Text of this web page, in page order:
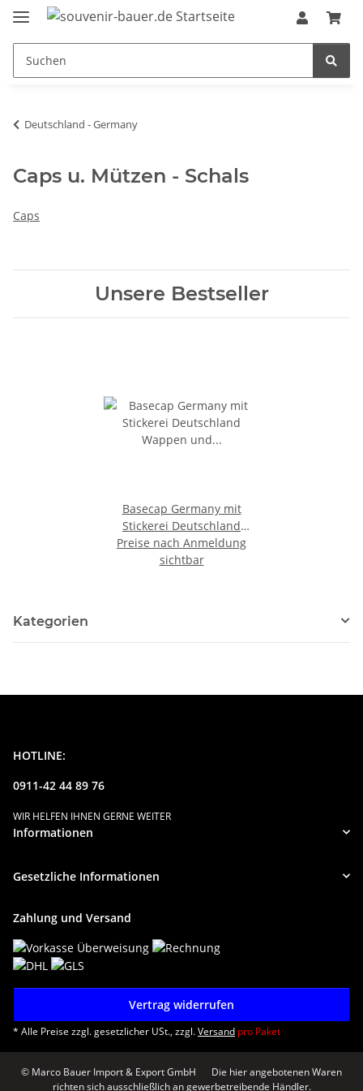
Deutschland - Germany
Caps u. Mützen - Schals
Caps
Unsere Bestseller
Basecap Germany mit
Stickerei Deutschland
Wappen und Germany
Schrift, Schwarz mit rotem
Preise nach Anmeldung
sichtbar
Kategorien
HOTLINE:
0911-42 44 89 76
WIR HELFEN IHNEN GERNE WEITER
Informationen
Gesetzliche Informationen
Zahlung und Versand
Vertrag widerrufen
* Alle Preise zzgl. gesetzlicher USt., zzgl.Versand pro Paket
© Marco Bauer Import & Export GmbH
Die hier angebotenen Waren
richten sich ausschließlich an gewerbetreibende Händler.